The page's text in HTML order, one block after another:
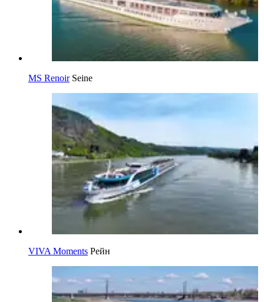
MS Renoir Seine
VIVA Moments Рейн